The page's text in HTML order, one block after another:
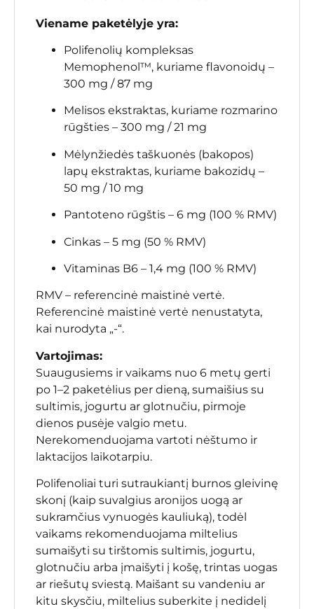
Viename paketėlyje yra:
Polifenolių kompleksas
Memophenol™, kuriame flavonoidų –
300 mg / 87 mg
Melisos ekstraktas, kuriame rozmarino
rūgšties – 300 mg / 21 mg
Mėlynžiedės taškuonės (bakopos)
lapų ekstraktas, kuriame bakozidų –
50 mg / 10 mg
Pantoteno rūgštis – 6 mg (100 % RMV)
Cinkas – 5 mg (50 % RMV)
Vitaminas B6 – 1,4 mg (100 % RMV)
RMV – referencinė maistinė vertė.
Referencinė maistinė vertė nenustatyta,
kai nurodyta „-“.
Vartojimas:
Suaugusiems ir vaikams nuo 6 metų gerti
po 1–2 paketėlius per dieną, sumaišius su
sultimis, jogurtu ar glotnučiu, pirmoje
dienos pusėje valgio metu.
Nerekomenduojama vartoti nėštumo ir
laktacijos laikotarpiu.
Polifenoliai turi sutraukiantį burnos gleivinę
skonį (kaip suvalgius aronijos uogą ar
sukramčius vynuogės kauliuką), todėl
vaikams rekomenduojama miltelius
sumaišyti su tirštomis sultimis, jogurtu,
glotnučiu arba įmaišyti į košę, trintas uogas
ar riešutų sviestą. Maišant su vandeniu ar
kitu skysčiu, miltelius suberkite į nedidelį